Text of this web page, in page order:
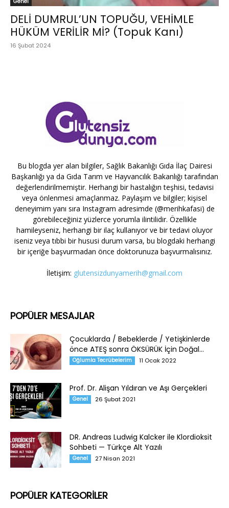
DELİ DUMRUL’UN TOPUĞU, VEHİMLE
HÜKÜM VERİLİR Mİ? (Topuk Kanı)
16 Şubat 2024
Bu blogda yer alan bilgiler, Sağlık Bakanlığı Gıda İlaç Dairesi
Başkanlığı ya da Gıda Tarım ve Hayvancılık Bakanlığı tarafından
değerlendirilmemiştir. Herhangi bir hastalığın teşhisi, tedavisi
veya önlenmesi amaçlanmaz. Paylaşım ve bilgiler; kişisel
deneyimim yanı sıra Instagram adresimde (@merihkafasi) de
görebileceğiniz yüzlerce yorumla ilintilidir. Özellikle
hamileyseniz, herhangi bir ilaç kullanıyor ve bir tedavi oluyor
iseniz veya tıbbi bir hususi durum varsa, bu blogdaki herhangi
bir içeriğe başvurmadan önce doktorunuza başvurmalısınız.
İletişim: glutensizdunyamerih@gmail.com
POPÜLER MESAJLAR
Çocuklarda / Bebeklerde / Yetişkinlerde
önce ATEŞ sonra ÖKSÜRÜK İçin Doğal...
Oğlumla Tecrübelerim 11 Ocak 2022
Prof. Dr. Alişan Yıldıran ve Aşı Gerçekleri
Genel 26 Şubat 2021
DR. Andreas Ludwig Kalcker ile Klordioksit
Sohbeti — Türkçe Alt Yazılı
Genel 27 Nisan 2021
POPÜLER KATEGORİLER